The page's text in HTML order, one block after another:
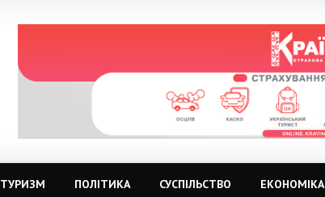
ТУРИЗМ ПОЛІТИКА СУСПІЛЬСТВО ЕКОНОМІКА